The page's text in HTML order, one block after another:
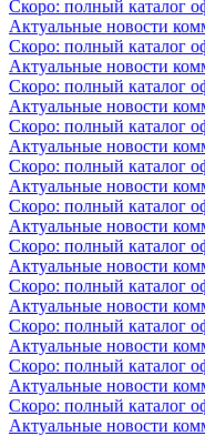
Скоро: полный каталог
Актуальные новости
Скоро: полный каталог
Актуальные новости
Скоро: полный каталог
Актуальные новости
Скоро: полный каталог
Актуальные новости
Скоро: полный каталог
Актуальные новости
Скоро: полный каталог
Актуальные новости
Скоро: полный каталог
Актуальные новости
Скоро: полный каталог
Актуальные новости
Скоро: полный каталог
Актуальные новости
Скоро: полный каталог
Актуальные новости
Скоро: полный каталог
Актуальные новости